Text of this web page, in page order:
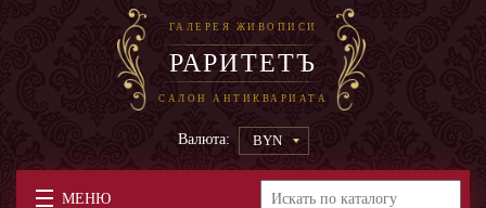
ГАЛЕРЕЯ ЖИВОПИСИ
РАРИТЕТЪ
САЛОН АНТИКВАРИАТА
Валюта: BYN
МЕНЮ